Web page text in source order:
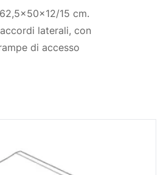
15 cm.
laterali, con
di accesso